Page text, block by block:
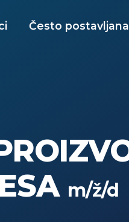
Često
m/ž/d